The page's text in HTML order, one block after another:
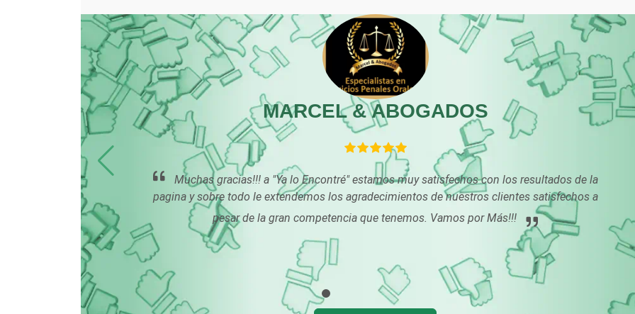
Cerrajerías Cibercafés Clínicas de Belleza
Clínicas de Rehabilitación Clínicas y Hospitales Clubes Deportivos
Cocinas Integrales
Combustibles y
Lubricantes
Compresores de
Computadoras
Conferencias
Empresariales
Construcciones en
General
Contadores Control de Plagas
Conversiones
Automotrices
Copiadoras
Cortinas, Persianas y
Alfombras
Cremerías y
MARCEL & ABOGADOS
Muchas gracias!!! a "Ya lo Encontré" estamos muy satisfechos con los resultados de la
pagina y sobre todo le extendemos los agradecimientos de nuestros clientes satisfechos a
pesar de la gran competencia que tenemos. Vamos por Más!!!